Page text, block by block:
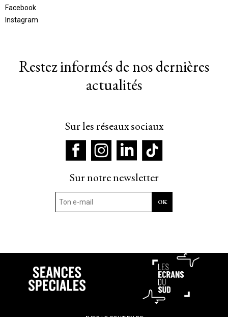
Facebook
Instagram
Restez informés de nos dernières
actualités
Sur les réseaux sociaux
Sur notre newsletter